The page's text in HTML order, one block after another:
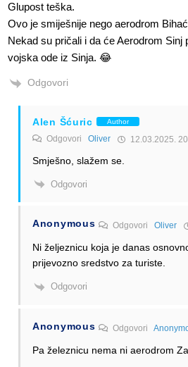
Glupost teška.
Ovo je smiješnije nego aerodrom
Nekad su pričali i da će Aerodrom Sinj
vojska ode iz Sinja. 😂
Odgovori
Alen Šćuric Author
Odgovori Oliver 12.03.2025.
Smješno, slažem se.
Odgovori
Anonymous OdgovoriOliver
Ni željeznicu koja je danas
prijevozno sredstvo za turiste.
Odgovori
Anonymous Odgovori
Pa železnicu nema ni aerodrom